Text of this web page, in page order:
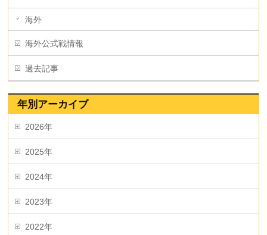
海外
海外公式戦情報
過去記事
年別アーカイブ
2026年
2025年
2024年
2023年
2022年